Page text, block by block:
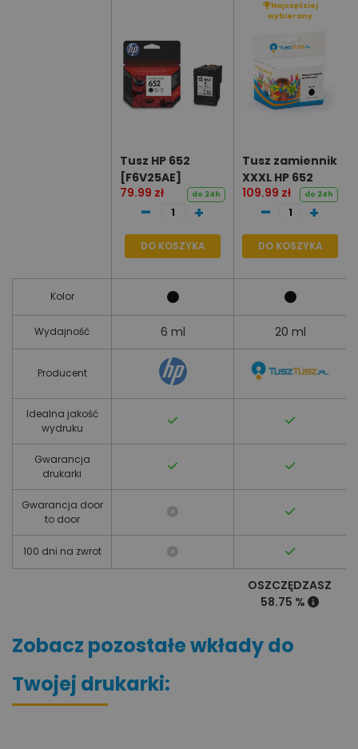
Tusz HP 652
[F6V25AE]
79.99 zł
do 24h
- +
DO KOSZYKA
Najczęściej
wybierany
Tusz zamiennik
XXXL HP 652
[F6V25AE]
109.99 zł do 24h
- +
DO KOSZYKA
Kolor
Wydajność 6 ml 20 ml
Producent
Idealna jakość
wydruku
Gwarancja
drukarki
Gwarancja door
to door
100 dni na zwrot
OSZCZĘDZASZ
58.75 %
Zobacz pozostałe wkłady do
Twojej drukarki: